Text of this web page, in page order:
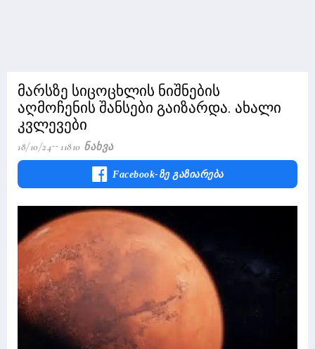
მარსზე სიცოცხლის ნიშნების
აღმოჩენის შანსები გაიზარდა. ახალი
კვლევები
18/10/24 11810 Ნახვა
Facebook-Ზე Გაზიარება